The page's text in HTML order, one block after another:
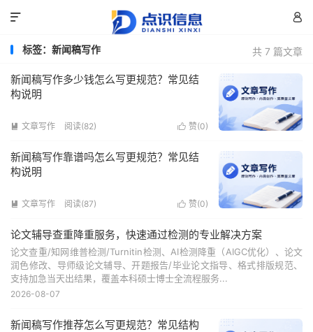


共 7 篇文章
标签：新闻稿写作
新闻稿写作多少钱怎么写更规范？常见结
构说明
 赞(0)
 文章写作 阅读(82)
新闻稿写作靠谱吗怎么写更规范？常见结
构说明
 赞(0)
 文章写作 阅读(87)
论文辅导查重降重服务，快速通过检测的专业解决方案
论文查重/知网维普检测/Turnitin检测、AI检测降重（AIGC优化）、论文
润色修改、导师级论文辅导、开题报告/毕业论文指导、格式排版规范、
支持加急当天出结果，覆盖本科硕士博士全流程服务...
2026-08-07
新闻稿写作推荐怎么写更规范？常见结构